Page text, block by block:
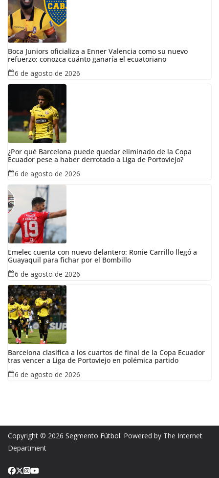
Boca Juniors oficializa a Enner Valencia como su nuevo
refuerzo: conozca cuánto ganaría el ecuatoriano
6 de agosto de 2026
¿Por qué Barcelona puede quedar eliminado de la Copa
Ecuador pese a haber derrotado a Liga de Portoviejo?
6 de agosto de 2026
Emelec cuenta con nuevo delantero: Ronie Carrillo llegó a
Guayaquil para fichar por el Bombillo
6 de agosto de 2026
Barcelona clasifica a los cuartos de final de la Copa Ecuador
tras vencer a Liga de Portoviejo en polémica partido
6 de agosto de 2026
Copyright © 2026 Segmento Fútbol. Powered by The Internet
Department